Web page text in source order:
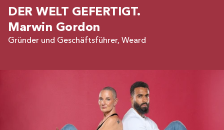
DER WELT GEFERTIGT.
Marwin Gordon
Gründer und Geschäftsführer, Weard